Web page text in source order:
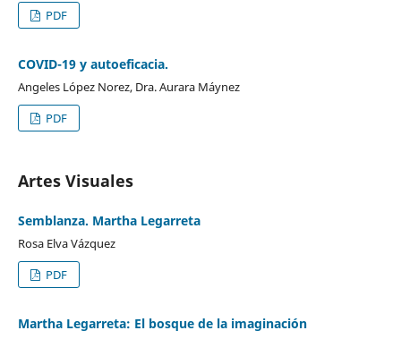
PDF
COVID-19 y autoeficacia.
Angeles López Norez, Dra. Aurara Máynez
PDF
Artes Visuales
Semblanza. Martha Legarreta
Rosa Elva Vázquez
PDF
Martha Legarreta: El bosque de la imaginación